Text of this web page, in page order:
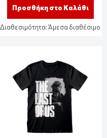
Προσθήκη στο Καλάθι
Διαθεσιμότητα:Άμεσα διαθέσιμο